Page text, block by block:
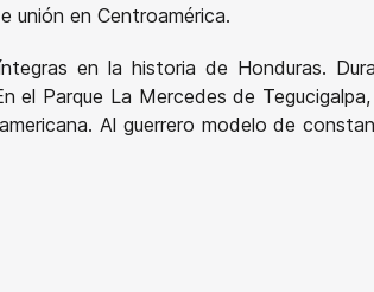
unión en Centroamérica.
en la historia de Honduras.
el Parque La Mercedes de
Al guerrero modelo de